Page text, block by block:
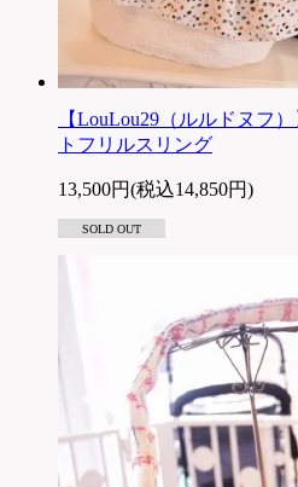
【LouLou29（ルルドヌフ
トフリルスリング
13,500円(税込14,850円)
SOLD OUT